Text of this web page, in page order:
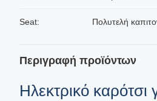
Seat: Πολυτελή
Περιγραφή προϊόντων
Ηλεκτρικό καρότσι